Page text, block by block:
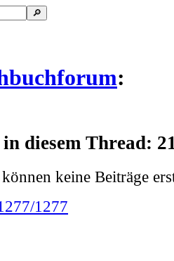
:
diesem Thread:
keine Beiträge
1277